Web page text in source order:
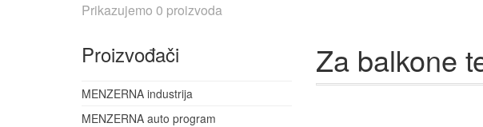
Prikazujemo 0 proizvoda
Proizvođači
MENZERNA industrija
MENZERNA auto program
Za balkone